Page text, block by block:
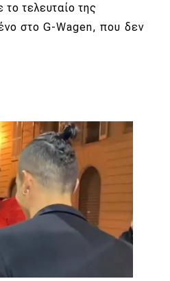
τελευταίο της
στο G-Wagen, που δεν